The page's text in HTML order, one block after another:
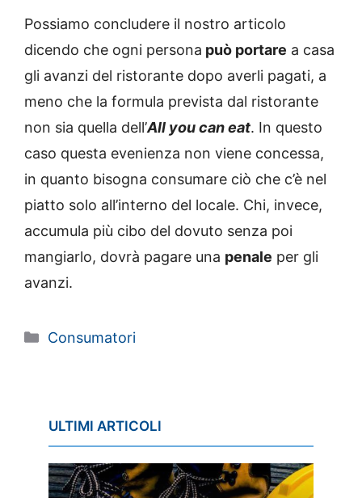
Possiamo concludere il nostro articolo
dicendo che ogni persona può portare a casa
gli avanzi del ristorante dopo averli pagati, a
meno che la formula prevista dal ristorante
non sia quella dell’All you can eat. In questo
caso questa evenienza non viene concessa,
in quanto bisogna consumare ciò che c’è nel
piatto solo all’interno del locale. Chi, invece,
accumula più cibo del dovuto senza poi
mangiarlo, dovrà pagare una penale per gli
avanzi.
Categorie
Consumatori
ULTIMI ARTICOLI